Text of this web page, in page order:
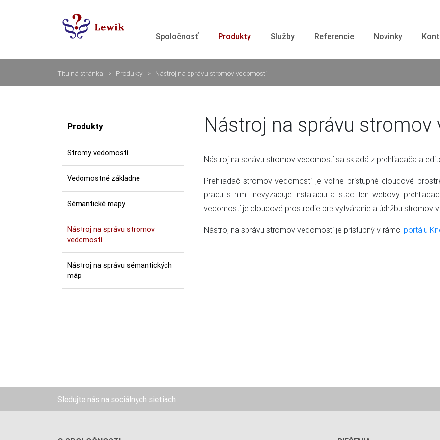
Spoločnosť Produkty Služby Referencie Novinky
Titulná stránka Produkty Nástroj na správu stromov vedomostí
Produkty
Stromy vedomostí
Vedomostné základne
Sémantické mapy
Nástroj na správu stromov
vedomostí
Nástroj na správu sémantických
máp
Nástroj na správu
Nástroj na správu stromov vedomostí sa skladá z prehliadača a
Prehliadač stromov vedomostí je voľne prístupné cloudové
prácu s nimi, nevyžaduje inštaláciu a stačí len webový
vedomostí je cloudové prostredie pre vytváranie a údržbu stromov
Nástroj na správu stromov vedomostí je prístupný v rámci portálu
Sledujte nás na sociálnych sietiach